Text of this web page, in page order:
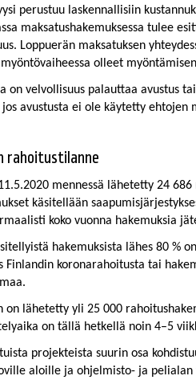
perustuu laskennallisiin
maksatushakemuksessa tulee
Loppuerän maksatuksen
olleet
on velvollisuus palauttaa avustus
avustusta ei ole käytetty ehtojen
rahoitustilanne
11.5.2020 mennessä lähetetty 24
käsitellään
koko vuonna hakemuksia
hakemuksista lähes 80
Finlandin koronarahoitusta tai
on lähetetty yli 25 000
on tällä hetkellä noin 4–5
projekteista suurin osa
aloille ja ohjelmisto- ja pelialan